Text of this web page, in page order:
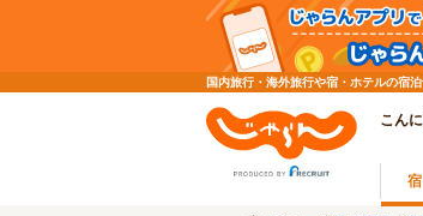
国内旅行・海外旅行や宿・ホテルの宿
こん